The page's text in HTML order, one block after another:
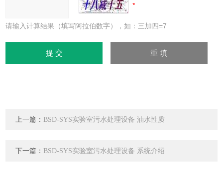
请输入计算结果（填写阿拉伯数字），如：三加四=7
上一篇： BSD-SYS实验室污水处理设备 油水性质
下一篇： BSD-SYS实验室污水处理设备 系统介绍